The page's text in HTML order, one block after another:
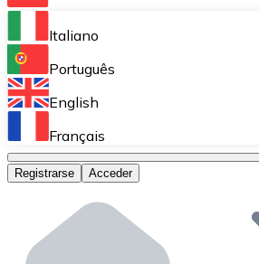
Bitnovo Ramp
Integra nuestra solución en tu
Bitnovo Giftcards
Bitnovo OTC
Bitnovo ATM
Integra un ATM Bitnovo en tu
Italiano
Português
English
Français
Registrarse Acceder